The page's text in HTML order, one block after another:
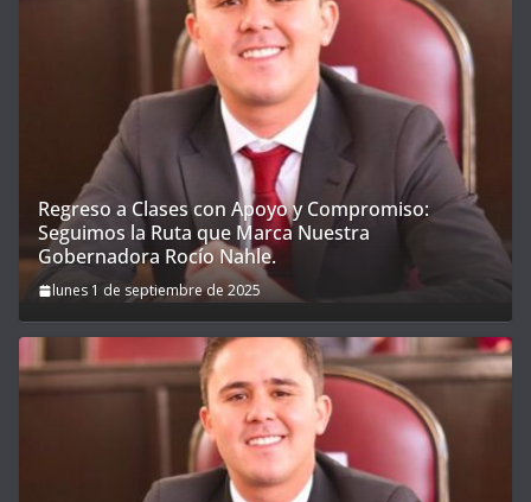
Regreso a Clases con Apoyo y Compromiso:
Seguimos la Ruta que Marca Nuestra
Gobernadora Rocío Nahle.
lunes 1 de septiembre de 2025